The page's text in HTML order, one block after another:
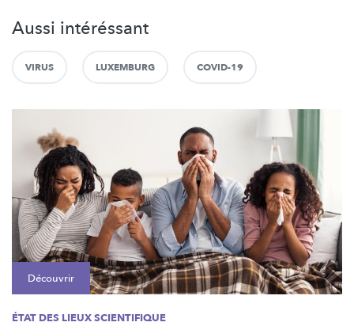
Aussi intéréssant
VIRUS LUXEMBURG COVID-19
Découvrir
ÉTAT DES LIEUX SCIENTIFIQUE